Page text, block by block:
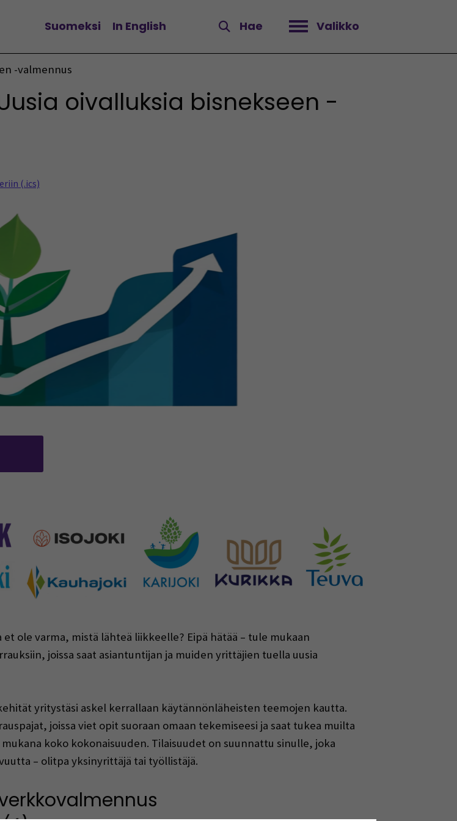
Vaihda kieltä
Suomeksi In English Hae Valikko
Avaa valikko
-valmennus
oivalluksia bisnekseen -
(.ics)
ole varma, mistä lähteä liikkeelle? Eipä hätää – tule mukaan
joissa saat asiantuntijan ja muiden yrittäjien tuella uusia
yritystäsi askel kerrallaan käytännönläheisten teemojen kautta.
joissa viet opit suoraan omaan tekemiseesi ja saat tukea muilta
koko kokonaisuuden. Tilaisuudet on suunnattu sinulle, joka
– olitpa yksinyrittäjä tai työllistäjä.